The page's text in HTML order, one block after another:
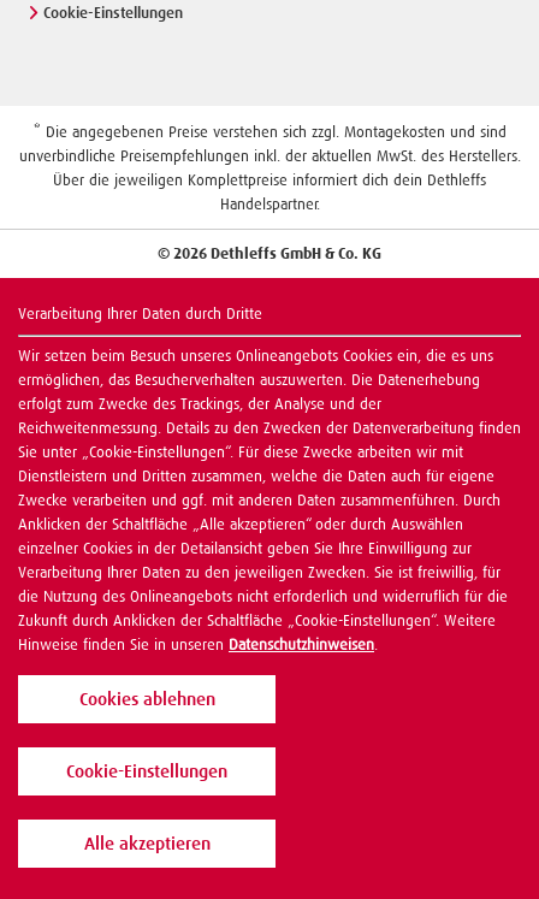
Cookie-Einstellungen
* Die angegebenen Preise verstehen sich zzgl. Montagekosten und sind
unverbindliche Preisempfehlungen inkl. der aktuellen MwSt. des Herstellers.
Über die jeweiligen Komplettpreise informiert dich dein Dethleffs
Handelspartner.
© 2026 Dethleffs GmbH & Co. KG
Verarbeitung Ihrer Daten durch Dritte
Wir setzen beim Besuch unseres Onlineangebots Cookies ein, die es uns
ermöglichen, das Besucherverhalten auszuwerten. Die Datenerhebung
erfolgt zum Zwecke des Trackings, der Analyse und der
Reichweitenmessung. Details zu den Zwecken der Datenverarbeitung finden
Sie unter „Cookie-Einstellungen“. Für diese Zwecke arbeiten wir mit
Dienstleistern und Dritten zusammen, welche die Daten auch für eigene
Zwecke verarbeiten und ggf. mit anderen Daten zusammenführen. Durch
Anklicken der Schaltfläche „Alle akzeptieren“ oder durch Auswählen
einzelner Cookies in der Detailansicht geben Sie Ihre Einwilligung zur
Verarbeitung Ihrer Daten zu den jeweiligen Zwecken. Sie ist freiwillig, für
die Nutzung des Onlineangebots nicht erforderlich und widerruflich für die
Zukunft durch Anklicken der Schaltfläche „Cookie-Einstellungen“. Weitere
Hinweise finden Sie in unseren Datenschutzhinweisen.
Cookies ablehnen
Cookie-Einstellungen
Alle akzeptieren